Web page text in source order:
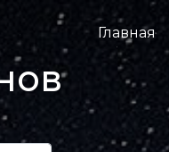
Главная